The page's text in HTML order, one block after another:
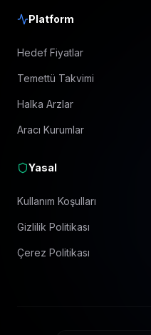
Platform
Hedef Fiyatlar
Temettü Takvimi
Halka Arzlar
Aracı Kurumlar
Yasal
Kullanım Koşulları
Gizlilik Politikası
Çerez Politikası